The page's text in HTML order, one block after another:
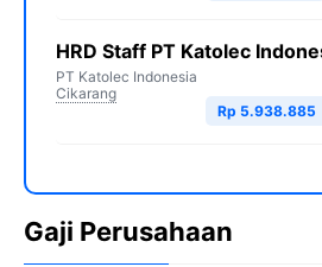
HRD Staff PT Katolec
PT Katolec Indonesia
Cikarang
Rp 5.938.885
Gaji Perusahaan